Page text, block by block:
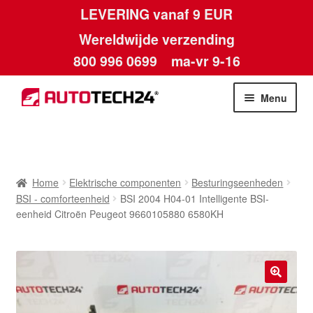
LEVERING vanaf 9 EUR
Wereldwijde verzending
800 996 0699 ma-vr 9-16
Ga
door
Ga
naar
Menu
Algemene voorwaarden
Betalingen
Contact
Home Elektrische componenten
Besturingseenheden
BSI - comforteenheid
BSI 2004 H04-01 Intelligente BSI-
eenheid Citroën Peugeot 9660105880 6580KH
🔍